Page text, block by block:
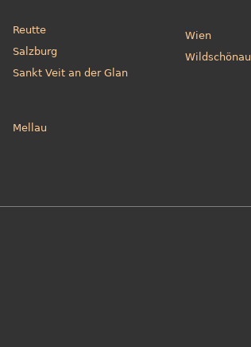
Reutte
Salzburg
Sankt Veit an der Glan
Wien
Wildschönau
Mellau